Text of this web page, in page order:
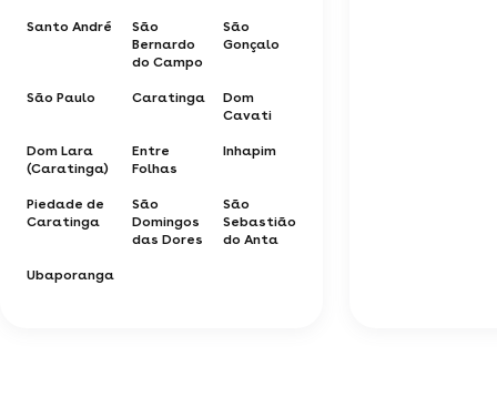
Santo André
São
Bernardo
do Campo
São
Gonçalo
São Paulo Caratinga
Dom
Cavati
Dom Lara
(Caratinga)
Entre
Folhas
Inhapim
Piedade de
Caratinga
São
Domingos
das Dores
São
Sebastião
do Anta
Ubaporanga